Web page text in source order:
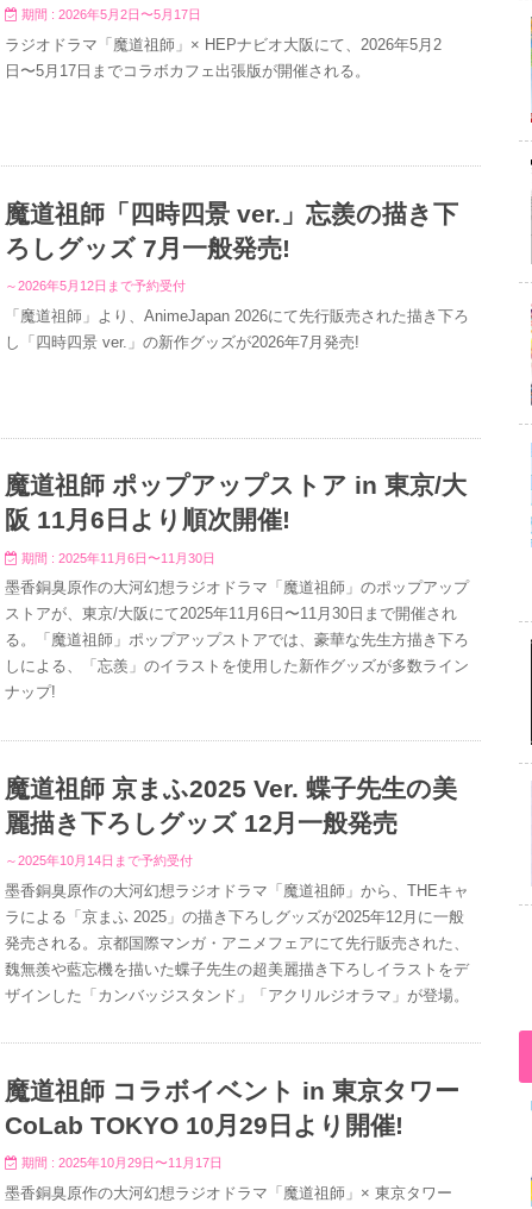
期間 : 2026年5月2日〜5月17日
ラジオドラマ「魔道祖師」× HEPナビオ大阪にて、2026年5月2
日〜5月17日までコラボカフェ出張版が開催される。
魔道祖師「四時四景 ver.」忘羨の描き下
ろしグッズ 7月一般発売!
～2026年5月12日まで予約受付
「魔道祖師」より、AnimeJapan 2026にて先行販売された描き下ろ
し「四時四景 ver.」の新作グッズが2026年7月発売!
魔道祖師 ポップアップストア in 東京/大
阪 11月6日より順次開催!
期間 : 2025年11月6日〜11月30日
墨香銅臭原作の大河幻想ラジオドラマ「魔道祖師」のポップアップ
ストアが、東京/大阪にて2025年11月6日〜11月30日まで開催され
る。「魔道祖師」ポップアップストアでは、豪華な先生方描き下ろ
しによる、「忘羨」のイラストを使用した新作グッズが多数ライン
ナップ!
魔道祖師 京まふ20​25 Ver. 蝶子先生の美
麗描き下ろしグッズ 12月一般発売
～2025年10月14日まで予約受付
墨香銅臭原作の大河幻想ラジオドラマ「魔道祖師」から、THEキャ
ラによる「京まふ 2025」の描き下ろしグッズが2025年12月に一般
発売される。京都国際マンガ・アニメフェアにて先行販売された、
魏無羨や藍忘機を描いた蝶子先生の超美麗描き下ろしイラストをデ
ザインした「カンバッジスタンド」「アクリルジオラマ」が登場。
魔道祖師 コラボイベント in 東京タワー
CoLab TOKYO 10月29日より開催!
期間 : 2025年10月29日〜11月17日
墨香銅臭原作の大河幻想ラジオドラマ「魔道祖師」× 東京タワー